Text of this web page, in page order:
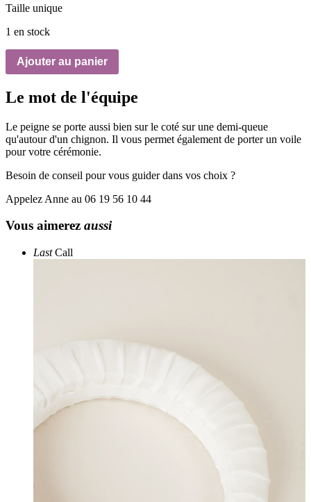
Taille unique
1 en stock
Ajouter au panier
Le mot de l'équipe
Le peigne se porte aussi bien sur le coté sur une demi-queue
qu'autour d'un chignon. Il vous permet également de porter un voile
pour votre cérémonie.
Besoin de conseil pour vous guider dans vos choix ?
Appelez Anne au 06 19 56 10 44
Vous aimerez aussi
LastCall